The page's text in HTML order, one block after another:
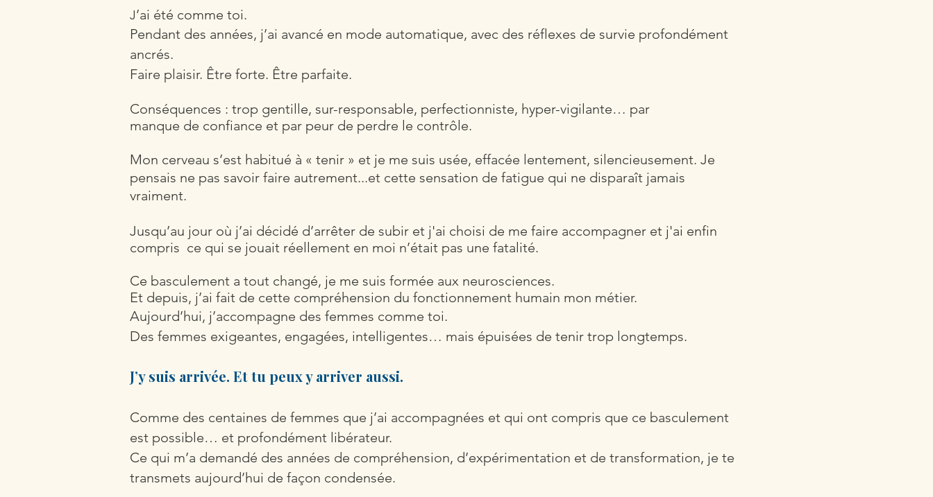
J’ai été comme toi.
Pendant des années, j’ai avancé en mode automatique, avec des réflexes de survie profondément
ancrés.
Faire plaisir. Être forte. Être parfaite.
Conséquences : trop gentille, sur-responsable, perfectionniste, hyper-vigilante… par
manque de confiance et par peur de perdre le contrôle.
Mon cerveau s’est habitué à « tenir » et je me suis usée, effacée lentement, silencieusement. Je
pensais ne pas savoir faire autrement...et cette sensation de fatigue qui ne disparaît jamais
vraiment.
Jusqu’au jour où j’ai décidé d’arrêter de subir et j'ai choisi de me faire accompagner et j'ai enfin
compris ce qui se jouait réellement en moi n’était pas une fatalité.
Ce basculement a tout changé, je me suis formée aux neurosciences.
Et depuis, j’ai fait de cette compréhension du fonctionnement humain mon métier.
Aujourd’hui, j’accompagne des femmes comme toi.
Des femmes exigeantes, engagées, intelligentes… mais épuisées de tenir trop longtemps.
J’y suis arrivée. Et tu peux y arriver aussi.
Comme des centaines de femmes que j’ai accompagnées et qui ont compris que ce basculement
est possible… et profondément libérateur.
Ce qui m’a demandé des années de compréhension, d’expérimentation et de transformation, je te
transmets aujourd’hui de façon condensée.